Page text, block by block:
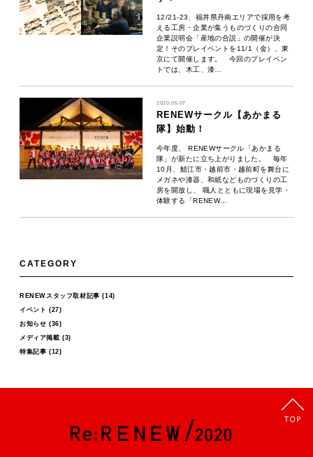
12/21-23、福井県丹南エリアで採用を考
える工房・企業が集うものづくりの合同
企業説明会「産地の合説」の開催が決
定！そのプレイベントを11/1（金）、東
京にて開催します。 今回のプレイベン
トでは、木工、漆…
2020.05.07
RENEWサークル【あかまる
隊】始動！
今年度、 RENEWサークル「あかまる
隊」が新たに立ち上がりました。 毎年
10月、鯖江市・越前市・越前町を舞台に
メガネや漆器、和紙などものづくりの工
房を開放し、 職人とともに現場を見学・
体験する「RENEW…
CATEGORY
RENEWスタッフ取材記事 (14)
イベント (27)
お知らせ (36)
メディア掲載 (3)
特集記事 (12)